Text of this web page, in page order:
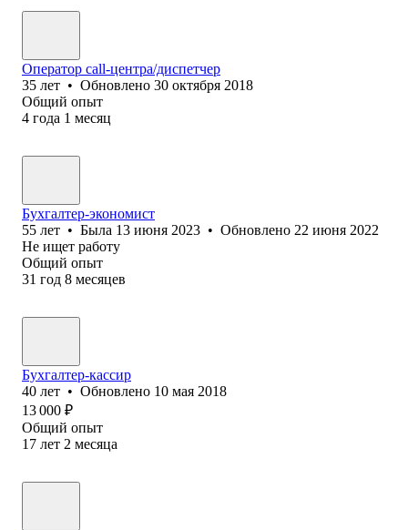
Оператор call-центра/диспетчер
35 лет • Обновлено 30 октября 2018
Общий опыт
4 года 1 месяц
Бухгалтер-экономист
55 лет • Была 13 июня 2023 • Обновлено 22 июня 2022
Не ищет работу
Общий опыт
31 год 8 месяцев
Бухгалтер-кассир
40 лет • Обновлено 10 мая 2018
13 000 ₽
Общий опыт
17 лет 2 месяца